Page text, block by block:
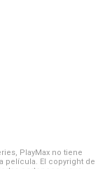
PlayMax no tiene
película. El copyright de